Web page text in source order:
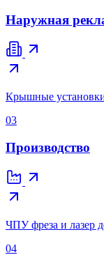
Наружная
Крышные
03
Производство
ЧПУ фреза и лазер
04